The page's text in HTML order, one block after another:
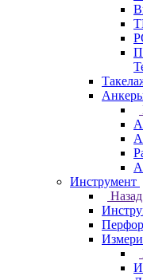
Инструмент
Назад